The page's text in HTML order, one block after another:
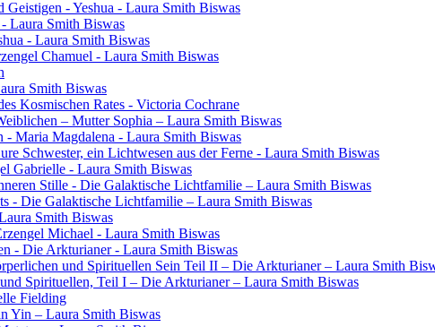
- Yeshua - Laura Smith Biswas
Laura Smith Biswas
- Laura Smith Biswas
Chamuel - Laura Smith Biswas
Smith Biswas
Kosmischen Rates - Victoria Cochrane
– Mutter Sophia – Laura Smith Biswas
- Maria Magdalena - Laura Smith Biswas
Schwester, ein Lichtwesen aus der Ferne - Laura Smith Biswas
Gabrielle - Laura Smith Biswas
Stille - Die Galaktische Lichtfamilie – Laura Smith Biswas
- Die Galaktische Lichtfamilie – Laura Smith Biswas
Smith Biswas
Michael - Laura Smith Biswas
- Die Arkturianer - Laura Smith Biswas
und Spirituellen Sein Teil II – Die Arkturianer – Laura Smith
Spirituellen, Teil I – Die Arkturianer – Laura Smith Biswas
Fielding
Yin – Laura Smith Biswas